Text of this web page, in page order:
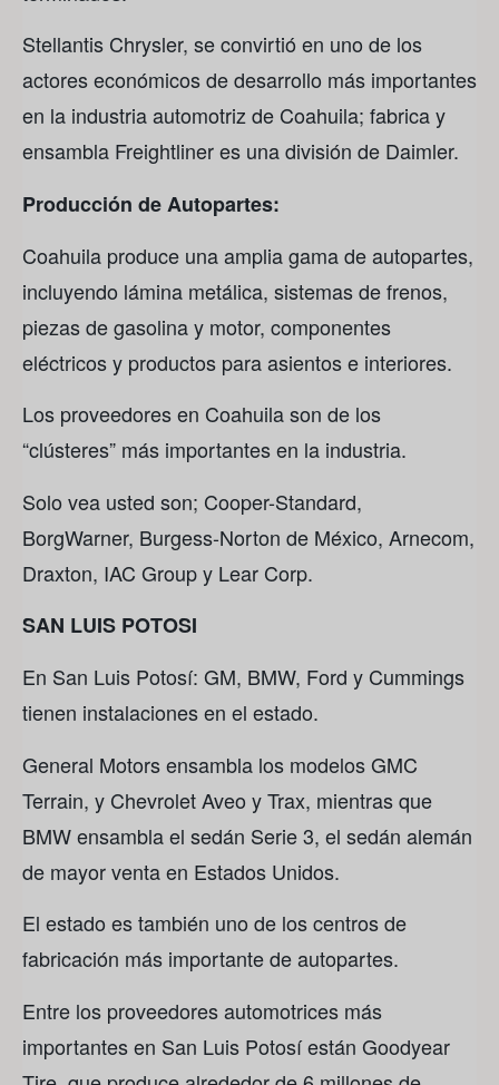
Stellantis Chrysler, se convirtió en uno de los
actores económicos de desarrollo más importantes
en la industria automotriz de Coahuila; fabrica y
ensambla Freightliner es una división de Daimler.
Producción de Autopartes:
Coahuila produce una amplia gama de autopartes,
incluyendo lámina metálica, sistemas de frenos,
piezas de gasolina y motor, componentes
eléctricos y productos para asientos e interiores.
Los proveedores en Coahuila son de los
“clústeres” más importantes en la industria.
Solo vea usted son; Cooper-Standard,
BorgWarner, Burgess-Norton de México, Arnecom,
Draxton, IAC Group y Lear Corp.
SAN LUIS POTOSI
En San Luis Potosí: GM, BMW, Ford y Cummings
tienen instalaciones en el estado.
General Motors ensambla los modelos GMC
Terrain, y Chevrolet Aveo y Trax, mientras que
BMW ensambla el sedán Serie 3, el sedán alemán
de mayor venta en Estados Unidos.
El estado es también uno de los centros de
fabricación más importante de autopartes.
Entre los proveedores automotrices más
importantes en San Luis Potosí están Goodyear